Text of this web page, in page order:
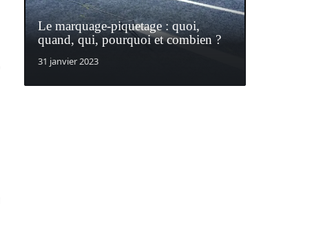
Le marquage-piquetage : quoi,
quand, qui, pourquoi et combien ?
31 janvier 2023